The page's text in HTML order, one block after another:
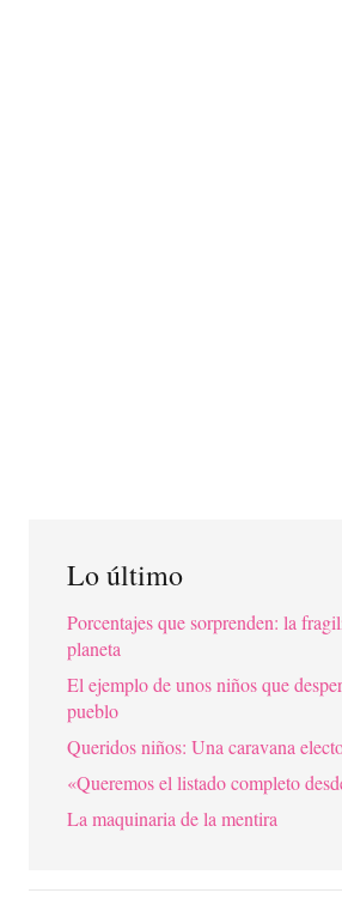
Lo último
Porcentajes que sorprenden: la
planeta
El ejemplo de unos niños que
pueblo
Queridos niños: Una caravana
«Queremos el listado completo
La maquinaria de la mentira